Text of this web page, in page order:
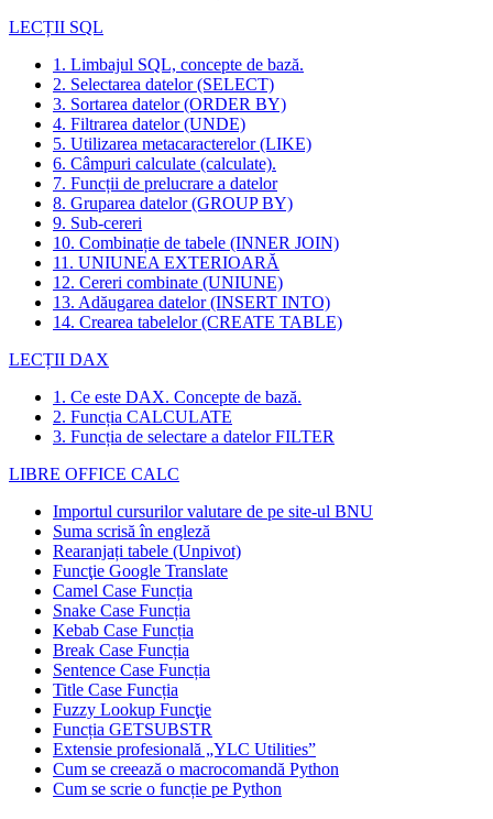
LECȚII SQL
1. Limbajul SQL, concepte de bază.
2. Selectarea datelor (SELECT)
3. Sortarea datelor (ORDER BY)
4. Filtrarea datelor (UNDE)
5. Utilizarea metacaracterelor (LIKE)
6. Câmpuri calculate (calculate).
7. Funcții de prelucrare a datelor
8. Gruparea datelor (GROUP BY)
9. Sub-cereri
10. Combinație de tabele (INNER JOIN)
11. UNIUNEA EXTERIOARĂ
12. Cereri combinate (UNIUNE)
13. Adăugarea datelor (INSERT INTO)
14. Crearea tabelelor (CREATE TABLE)
LECȚII DAX
1. Ce este DAX. Concepte de bază.
2. Funcția CALCULATE
3. Funcția de selectare a datelor FILTER
LIBRE OFFICE CALC
Importul cursurilor valutare de pe site-ul BNU
Suma scrisă în engleză
Rearanjați tabele (Unpivot)
Funcţie Google Translate
Camel Case Funcția
Snake Case Funcția
Kebab Case Funcția
Break Case Funcția
Sentence Case Funcția
Title Case Funcția
Fuzzy Lookup Funcţie
Funcția GETSUBSTR
Extensie profesională „YLC Utilities”
Cum se creează o macrocomandă Python
Cum se scrie o funcție pe Python